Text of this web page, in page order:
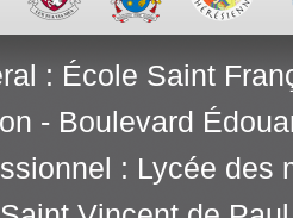
: École Saint
- Boulevard
: Lycée des